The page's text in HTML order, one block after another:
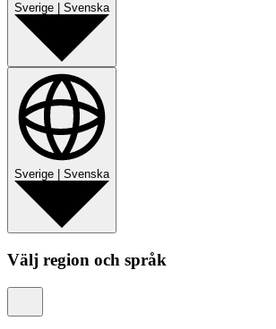
Sverige Svenska
Sverige Svenska
Välj region och språk